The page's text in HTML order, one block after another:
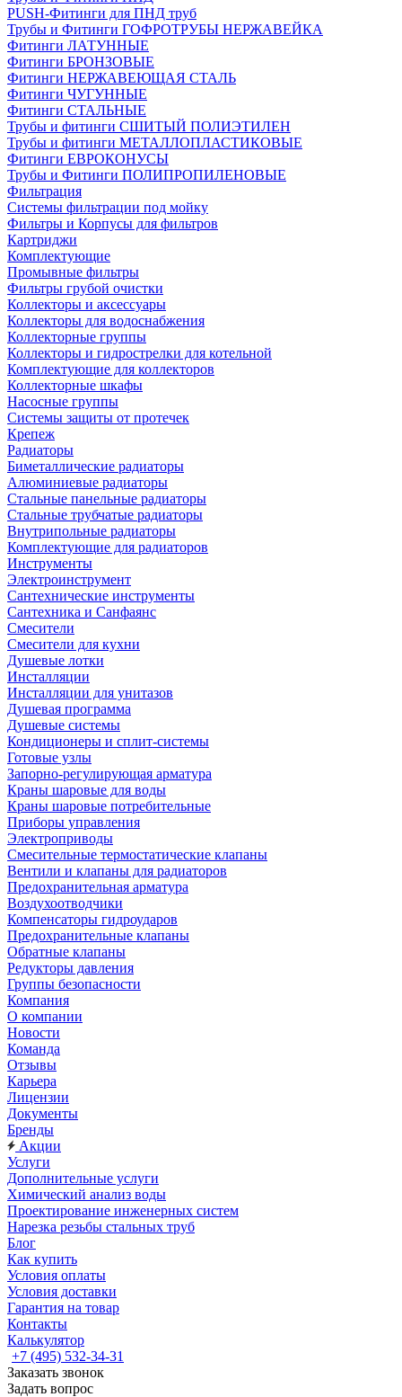
PUSH-Фитинги для ПНД труб
Трубы и Фитинги ГОФРОТРУБЫ НЕРЖАВЕЙКА
Фитинги ЛАТУННЫЕ
Фитинги БРОНЗОВЫЕ
Фитинги НЕРЖАВЕЮЩАЯ СТАЛЬ
Фитинги ЧУГУННЫЕ
Фитинги СТАЛЬНЫЕ
Трубы и фитинги СШИТЫЙ ПОЛИЭТИЛЕН
Трубы и фитинги МЕТАЛЛОПЛАСТИКОВЫЕ
Фитинги ЕВРОКОНУСЫ
Трубы и Фитинги ПОЛИПРОПИЛЕНОВЫЕ
Фильтрация
Системы фильтрации под мойку
Фильтры и Корпусы для фильтров
Картриджи
Комплектующие
Промывные фильтры
Фильтры грубой очистки
Коллекторы и аксессуары
Коллекторы для водоснабжения
Коллекторные группы
Коллекторы и гидрострелки для котельной
Комплектующие для коллекторов
Коллекторные шкафы
Насосные группы
Системы защиты от протечек
Крепеж
Радиаторы
Биметаллические радиаторы
Алюминиевые радиаторы
Стальные панельные радиаторы
Стальные трубчатые радиаторы
Внутрипольные радиаторы
Комплектующие для радиаторов
Инструменты
Электроинструмент
Сантехнические инструменты
Сантехника и Санфаянс
Смесители
Смесители для кухни
Душевые лотки
Инсталляции
Инсталляции для унитазов
Душевая программа
Душевые системы
Кондиционеры и сплит-системы
Готовые узлы
Запорно-регулирующая арматура
Краны шаровые для воды
Краны шаровые потребительные
Приборы управления
Электроприводы
Смесительные термостатические клапаны
Вентили и клапаны для радиаторов
Предохранительная арматура
Воздухоотводчики
Компенсаторы гидроударов
Предохранительные клапаны
Обратные клапаны
Редукторы давления
Группы безопасности
Компания
О компании
Новости
Команда
Отзывы
Карьера
Лицензии
Документы
Бренды
Акции
Услуги
Дополнительные услуги
Химический анализ воды
Проектирование инженерных систем
Нарезка резьбы стальных труб
Блог
Как купить
Условия оплаты
Условия доставки
Гарантия на товар
Контакты
Калькулятор
+7 (495) 532‑34‑31
Заказать звонок
Задать вопрос